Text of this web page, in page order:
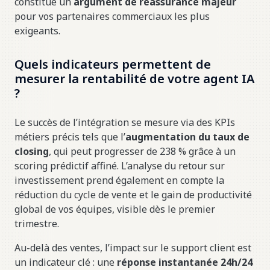
pour vos partenaires commerciaux les plus
exigeants.
Quels indicateurs permettent de
mesurer la rentabilité de votre agent IA
?
Le succès de l’intégration se mesure via des KPIs
métiers précis tels que l’augmentation du taux de
closing, qui peut progresser de 238 % grâce à un
scoring prédictif affiné. L’analyse du retour sur
investissement prend également en compte la
réduction du cycle de vente et le gain de productivité
global de vos équipes, visible dès le premier
trimestre.
Au-delà des ventes, l’impact sur le support client est
un indicateur clé : une réponse instantanée 24h/24